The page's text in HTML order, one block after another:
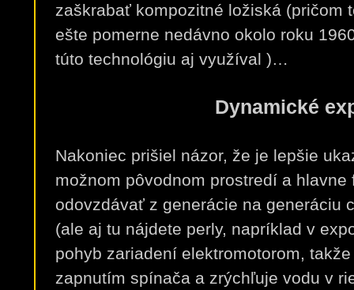
zaškrabať kompozitné ložiská (pričom
ešte pomerne nedávno okolo roku
túto technológiu aj využíval )…
Dynamické
Nakoniec prišiel názor, že je lepšie
možnom pôvodnom prostredí a
odovzdávať z generácie na generáciu
(ale aj tu nájdete perly, napríklad v
pohyb zariadení elektromotorom,
zapnutím spínača a zrýchľuje vodu v